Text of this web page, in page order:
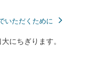
いただくために
にちぎります。